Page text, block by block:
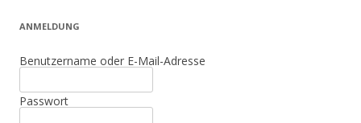
ANMELDUNG
Benutzername oder E-Mail-Adresse
Passwort